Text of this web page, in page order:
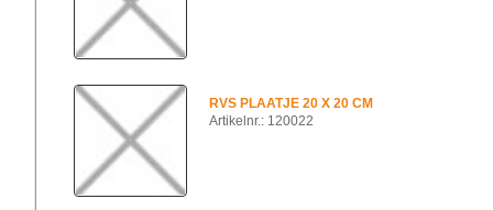
RVS PLAATJE 20 X 20 CM
Artikelnr.: 120022